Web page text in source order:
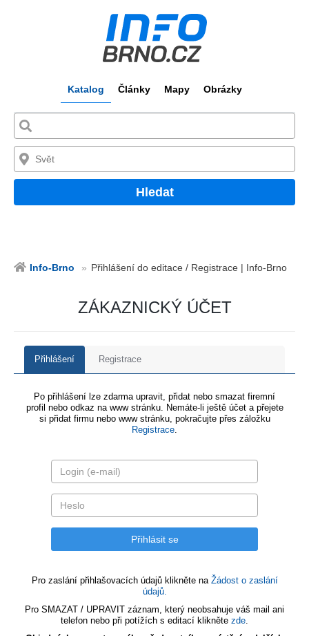
Katalog Články Mapy Obrázky
Hledat
Info-Brno Přihlášení do editace / Registrace | Info-Brno
ZÁKAZNICKÝ ÚČET
Přihlášení Registrace
Po přihlášení lze zdarma upravit, přidat nebo smazat firemní
profil nebo odkaz na www stránku. Nemáte-li ještě účet a přejete
si přidat firmu nebo www stránku, pokračujte přes záložku
Registrace.
Pro zaslání přihlašovacích údajů klikněte na Žádost o zaslání
údajů.
Pro SMAZAT / UPRAVIT záznam, který neobsahuje váš mail ani
telefon nebo při potížích s editací klikněte zde.